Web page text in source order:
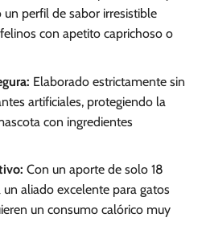
perfil de sabor irresistible
con apetito caprichoso o
Elaborado estrictamente sin
artificiales, protegiendo la
con ingredientes
Con un aporte de solo 18
un aliado excelente para gatos
un consumo calórico muy